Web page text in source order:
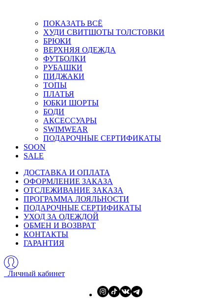
ПОКАЗАТЬ ВСЁ
ХУДИ СВИТШОТЫ ТОЛСТОВКИ
БРЮКИ
ВЕРХНЯЯ ОДЕЖДА
ФУТБОЛКИ
РУБАШКИ
ПИДЖАКИ
ТОПЫ
ПЛАТЬЯ
ЮБКИ ШОРТЫ
БОДИ
АКСЕССУАРЫ
SWIMWEAR
ПОДАРОЧНЫЕ СЕРТИФИКАТЫ
SOON
SALE
ДОСТАВКА И ОПЛАТА
ОФОРМЛЕНИЕ ЗАКАЗА
ОТСЛЕЖИВАНИЕ ЗАКАЗА
ПРОГРАММА ЛОЯЛЬНОСТИ
ПОДАРОЧНЫЕ СЕРТИФИКАТЫ
УХОД ЗА ОДЕЖДОЙ
ОБМЕН И ВОЗВРАТ
КОНТАКТЫ
ГАРАНТИЯ
Личный кабинет